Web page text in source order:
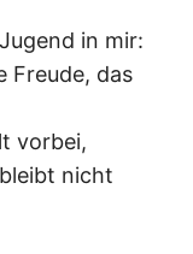
É
E
–
in mir:
Freude, das
vorbei,
nicht